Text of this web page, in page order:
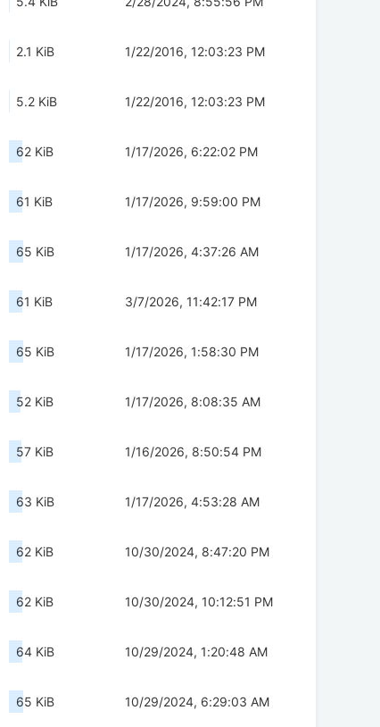
2.1 KiB 1/22/2016, 12:03:23 PM
5.2 KiB 1/22/2016, 12:03:23 PM
62 KiB 1/17/2026, 6:22:02 PM
61 KiB 1/17/2026, 9:59:00 PM
65 KiB 1/17/2026, 4:37:26 AM
61 KiB 3/7/2026, 11:42:17 PM
65 KiB 1/17/2026, 1:58:30 PM
52 KiB 1/17/2026, 8:08:35 AM
57 KiB 1/16/2026, 8:50:54 PM
63 KiB 1/17/2026, 4:53:28 AM
62 KiB 10/30/2024, 8:47:20 PM
62 KiB 10/30/2024, 10:12:51 PM
64 KiB 10/29/2024, 1:20:48 AM
65 KiB 10/29/2024, 6:29:03 AM